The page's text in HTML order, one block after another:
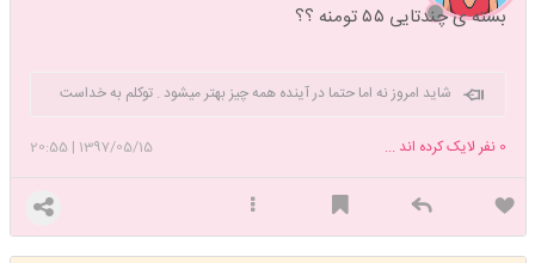
بسته ی چندتایی ۵۵ تومنه ؟؟
شاید امروز نه اما حتما در آینده همه چیز بهتر میشود . توکلم به خداست
1397/05/15
|
20:55 0 نفر لایک کرده اند ...